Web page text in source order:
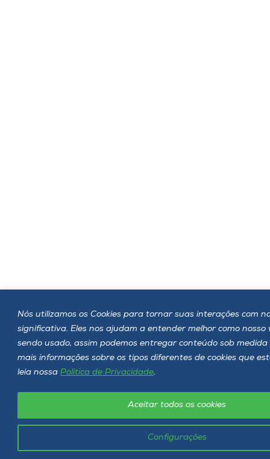
Nós utilizamos os Cookies para tornar suas interações com
significativa. Eles nos ajudam a entender melhor como nosso
sendo usado, assim podemos entregar conteúdo sob
mais informações sobre os tipos diferentes de cookies que
leia nossa Política de Privacidade.
Configurações
Aceitar todos os cookies